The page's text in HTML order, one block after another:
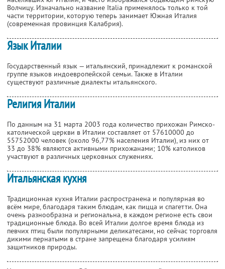
Волчицу. Изначально название Italia применялось только к той
части территории, которую теперь занимает Южная Италия
(современная провинция Калабрия).
Язык Италии
Государственный язык — итальянский, принадлежит к романской
группе языков индоевропейской семьи. Также в Италии
существуют различные диалекты итальянского.
Религия Италии
По данным на 31 марта 2003 года количество прихожан Римско-
католической церкви в Италии составляет от 57610000 до
55752000 человек (около 96,77% населения Италии), из них от
33 до 38% являются активными прихожанами; 10% католиков
участвуют в различных церковных служениях.
Итальянская кухня
Традиционная кухня Италии распространена и популярная во
всём мире, благодаря таким блюдам, как пицца и спагетти. Она
очень разнообразна и региональна, в каждом регионе есть свои
традиционные блюда. Во всей Италии долгое время блюда из
певчих птиц были популярными деликатесами, но сейчас торговля
дикими пернатыми в стране запрещена благодаря усилиям
защитников природы.